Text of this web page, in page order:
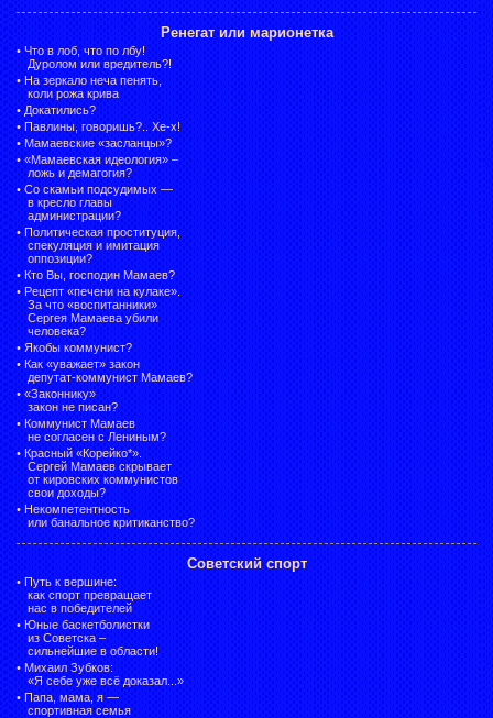
Ренегат или марионетка
• Что в лоб, что по лбу!
Дуролом или вредитель?!
• На зеркало неча пенять,
коли рожа крива
• Докатились?
• Павлины, говоришь?.. Хе-х!
• Мамаевские «засланцы»?
• «Мамаевская идеология» –
ложь и демагогия?
• Со скамьи подсудимых —
в кресло главы
администрации?
• Политическая проституция,
спекуляция и имитация
оппозиции?
• Кто Вы, господин Мамаев?
• Рецепт «печени на кулаке».
За что «воспитанники»
Сергея Мамаева убили
человека?
• Якобы коммунист?
• Как «уважает» закон
депутат-коммунист Мамаев?
• «Законнику»
закон не писан?
• Коммунист Мамаев
не согласен с Лениным?
• Красный «Корейко*».
Сергей Мамаев скрывает
от кировских коммунистов
свои доходы?
• Некомпетентность
или банальное критиканство?
Советский спорт
• Путь к вершине:
как спорт превращает
нас в победителей
• Юные баскетболистки
из Советска –
сильнейшие в области!
• Михаил Зубков:
«Я себе уже всё доказал...»
• Папа, мама, я —
спортивная семья